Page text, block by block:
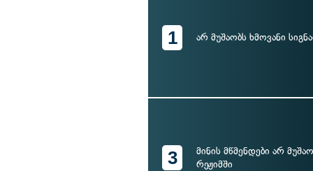
1 არ მუშაობს ხმოვანი
3
მინის მწმენდები არ
რეჟიმში